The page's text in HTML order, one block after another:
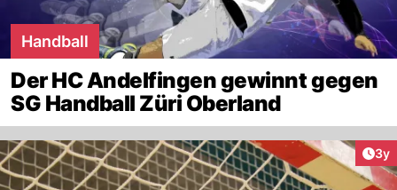
Handball
Der HC Andelfingen gewinnt gegen
SG Handball Züri Oberland
3y